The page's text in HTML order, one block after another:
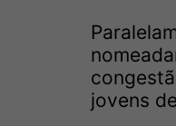
jovens